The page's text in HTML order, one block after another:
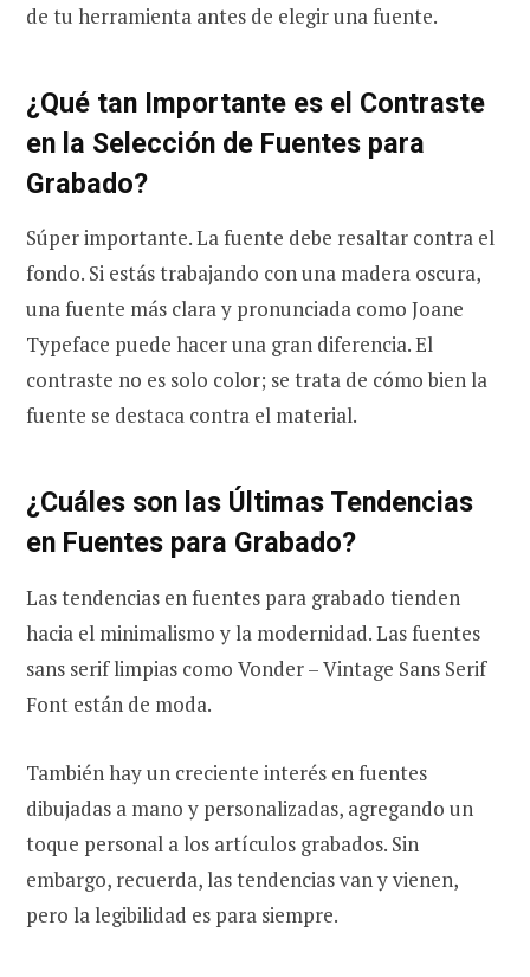
de tu herramienta antes de elegir una fuente.
¿Qué tan Importante es el Contraste
en la Selección de Fuentes para
Grabado?
Súper importante. La fuente debe resaltar contra el
fondo. Si estás trabajando con una madera oscura,
una fuente más clara y pronunciada como Joane
Typeface puede hacer una gran diferencia. El
contraste no es solo color; se trata de cómo bien la
fuente se destaca contra el material.
¿Cuáles son las Últimas Tendencias
en Fuentes para Grabado?
Las tendencias en fuentes para grabado tienden
hacia el minimalismo y la modernidad. Las fuentes
sans serif limpias como Vonder – Vintage Sans Serif
Font están de moda.
También hay un creciente interés en fuentes
dibujadas a mano y personalizadas, agregando un
toque personal a los artículos grabados. Sin
embargo, recuerda, las tendencias van y vienen,
pero la legibilidad es para siempre.